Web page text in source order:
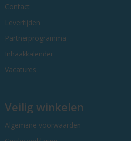
Contact
Levertijden
Partnerprogramma
Inhaakkalender
Vacatures
Veilig winkelen
Algemene voorwaarden